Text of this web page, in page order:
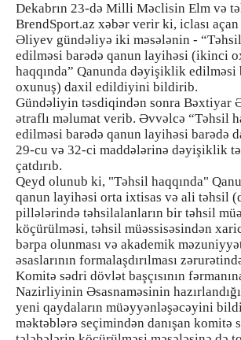
Dekabrın 23-də Milli Məclisin Elm və
BrendSport.az xəbər verir ki, iclası
Əliyev gündəliyə iki məsələnin -
edilməsi barədə qanun layihəsi (ikinci
haqqında” Qanunda dəyişiklik
oxunuş) daxil edildiyini bildirib.
Gündəliyin təsdiqindən sonra Bəxtiyar
ətraflı məlumat verib. Əvvəlcə “Təhsil
edilməsi barədə qanun layihəsi barədə
29-cu və 32-ci maddələrinə dəyişiklik
çatdırıb.
Qeyd olunub ki, "Təhsil haqqında"
qanun layihəsi orta ixtisas və ali təhsil
pillələrində təhsilalanların bir təhsil
köçürülməsi, təhsil müəssisəsindən
bərpa olunması və akademik
əsaslarının formalaşdırılması
Komitə sədri dövlət başçısının
Nazirliyinin Əsasnaməsinin
yeni qaydaların müəyyənləşəcəyini
məktəblərə seçimindən danışan komitə